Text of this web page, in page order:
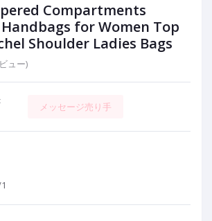
Compartments
for Women Top
Shoulder Ladies Bags
ュー)
メッセージ売り手